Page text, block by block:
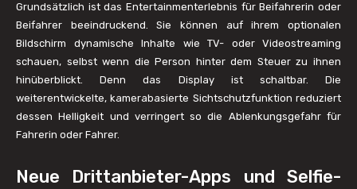
Grundsätzlich ist das Entertainmenterlebnis für Beifahrerin oder
Beifahrer beeindruckend. Sie können auf ihrem optionalen
Bildschirm dynamische Inhalte wie TV- oder Videostreaming
schauen, selbst wenn die Person hinter dem Steuer zu ihnen
hinüberblickt. Denn das Display ist schaltbar. Die
weiterentwickelte, kamerabasierte Sichtschutzfunktion reduziert
dessen Helligkeit und verringert so die Ablenkungsgefahr für
Fahrerin oder Fahrer.
Neue Drittanbieter-Apps und Selfie-